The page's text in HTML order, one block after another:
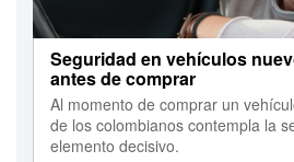
Seguridad en vehículos
antes de comprar
Al momento de comprar un
de los colombianos contempla la
elemento decisivo.